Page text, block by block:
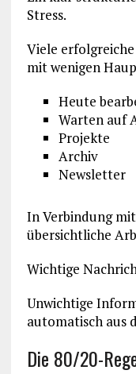
Stress.
Viele
mit wenigen
Heute
Warten auf
Projekte
Archiv
Newsletter
In Verbindung
übersichtliche
Wichtige
Unwichtige
automatisch aus
Die 80/20-